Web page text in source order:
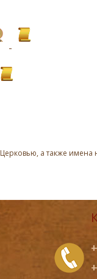
а также имена